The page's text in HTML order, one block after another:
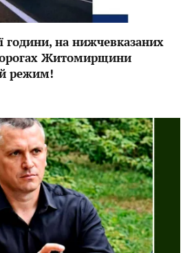
години, на нижчевказаних
Житомирщини
режим!